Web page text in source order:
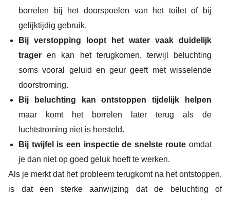
borrelen bij het doorspoelen van het toilet of bij
gelijktijdig gebruik.
Bij verstopping loopt het water vaak duidelijk
trager en kan het terugkomen, terwijl beluchting
soms vooral geluid en geur geeft met wisselende
doorstroming.
Bij beluchting kan ontstoppen tijdelijk helpen
maar komt het borrelen later terug als de
luchtstroming niet is hersteld.
Bij twijfel is een inspectie de snelste route omdat
je dan niet op goed geluk hoeft te werken.
Als je merkt dat het probleem terugkomt na het ontstoppen,
is dat een sterke aanwijzing dat de beluchting of